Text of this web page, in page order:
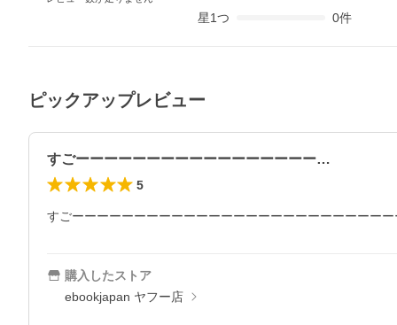
星1つ 0件
ピックアップレビュー
すごーーーーーーーーーーーーーーーーー…
5
すごーーーーーーーーーーーーーーーーーーーーーーーーー
購入したストア
ebookjapan ヤフー店